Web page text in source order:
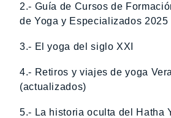
2.- Guía de Cursos de
de Yoga y Especializados 2025
3.- El yoga del siglo XXI
4.- Retiros y viajes de yoga
(actualizados)
5.- La historia oculta del Hatha